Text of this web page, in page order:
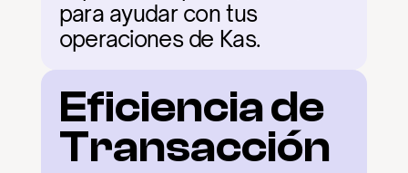
para ayudar con tus
operaciones de Kas.
Eficiencia de
Transacción